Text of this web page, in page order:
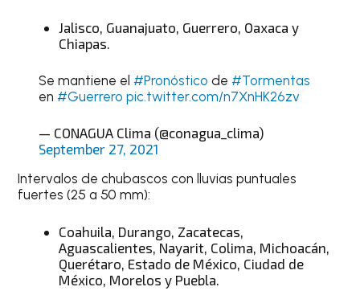
Jalisco, Guanajuato, Guerrero, Oaxaca y
Chiapas.
Se mantiene el #Pronóstico de #Tormentas
en #Guerrero pic.twitter.com/n7XnHK26zv
— CONAGUA Clima (@conagua_clima)
September 27, 2021
Intervalos de chubascos con lluvias puntuales
fuertes (25 a 50 mm):
Coahuila, Durango, Zacatecas,
Aguascalientes, Nayarit, Colima, Michoacán,
Querétaro, Estado de México, Ciudad de
México, Morelos y Puebla.